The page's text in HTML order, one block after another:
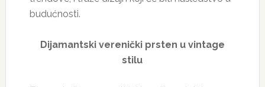
budućnosti.
Dijamantski verenički prsten u vintage
stilu